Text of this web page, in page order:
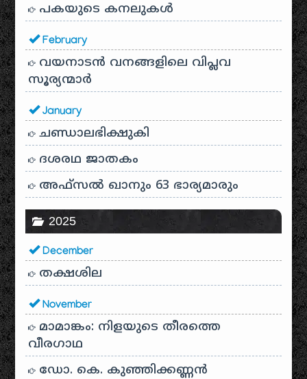
പകയുടെ കനലുകൾ
February
വയനാടൻ വനങ്ങളിലെ വിപ്ലവ
സൂര്യന്മാർ
January
ചണ്ഡാലഭിക്ഷുകി
ദശരഥ ജാതകം
അഫ്സൽ ഖാനും 63 ഭാര്യമാരും
2025
December
തക്ഷശില
November
മാമാങ്കം: നിളയുടെ തീരത്തെ
വീരഗാഥ
ഡോ. കെ. കുഞ്ഞിക്കണ്ണൻ